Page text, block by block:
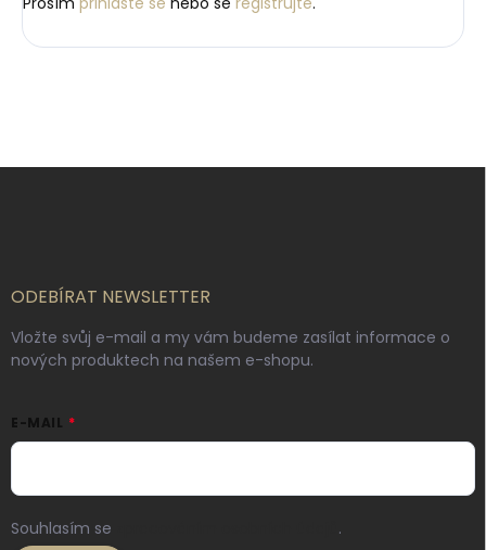
ODEBÍRAT NEWSLETTER
Vložte svůj e-mail a my vám budeme zasílat informace o
nových produktech na našem e-shopu.
E-MAIL
Souhlasím se .